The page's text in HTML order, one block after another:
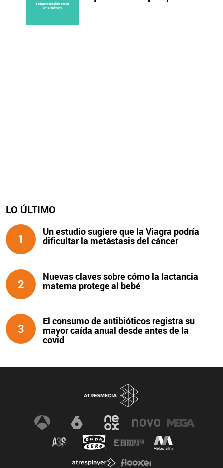
LO ÚLTIMO
1
Un estudio sugiere que la Viagra podría
dificultar la metástasis del cáncer
2
Nuevas claves sobre cómo la lactancia
materna protege al bebé
3
El consumo de antibióticos registra su
mayor caída anual desde antes de la
covid